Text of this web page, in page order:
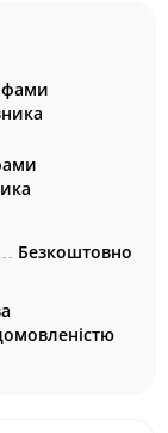
Безкоштовно